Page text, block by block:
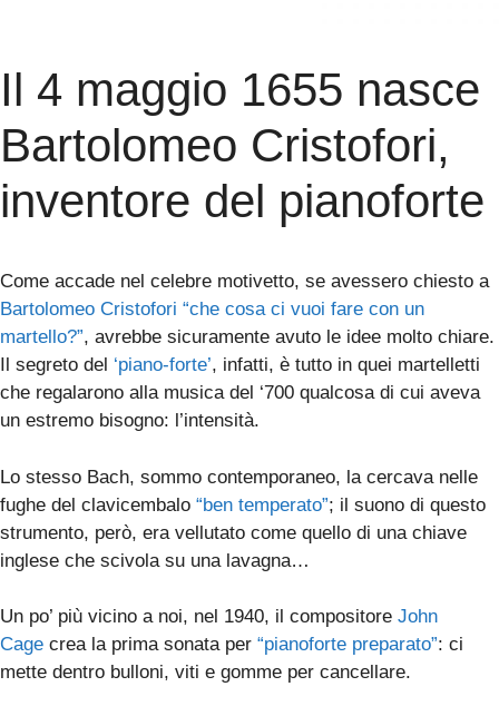
Il 4 maggio 1655 nasce
Bartolomeo Cristofori,
inventore del pianoforte
Come accade nel celebre motivetto, se avessero chiesto a
Bartolomeo Cristofori “che cosa ci vuoi fare con un
martello?”, avrebbe sicuramente avuto le idee molto chiare.
Il segreto del ‘piano-forte’, infatti, è tutto in quei martelletti
che regalarono alla musica del ‘700 qualcosa di cui aveva
un estremo bisogno: l’intensità.
Lo stesso Bach, sommo contemporaneo, la cercava nelle
fughe del clavicembalo “ben temperato”; il suono di questo
strumento, però, era vellutato come quello di una chiave
inglese che scivola su una lavagna…
Un po’ più vicino a noi, nel 1940, il compositore John
Cage crea la prima sonata per “pianoforte preparato”: ci
mette dentro bulloni, viti e gomme per cancellare.